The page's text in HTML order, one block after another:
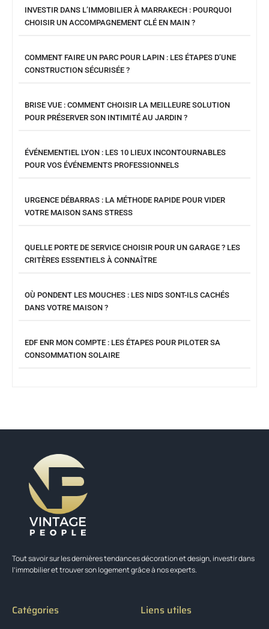
INVESTIR DANS L’IMMOBILIER À MARRAKECH : POURQUOI
CHOISIR UN ACCOMPAGNEMENT CLÉ EN MAIN ?
COMMENT FAIRE UN PARC POUR LAPIN : LES ÉTAPES D’UNE
CONSTRUCTION SÉCURISÉE ?
BRISE VUE : COMMENT CHOISIR LA MEILLEURE SOLUTION
POUR PRÉSERVER SON INTIMITÉ AU JARDIN ?
ÉVÉNEMENTIEL LYON : LES 10 LIEUX INCONTOURNABLES
POUR VOS ÉVÉNEMENTS PROFESSIONNELS
URGENCE DÉBARRAS : LA MÉTHODE RAPIDE POUR VIDER
VOTRE MAISON SANS STRESS
QUELLE PORTE DE SERVICE CHOISIR POUR UN GARAGE ? LES
CRITÈRES ESSENTIELS À CONNAÎTRE
OÙ PONDENT LES MOUCHES : LES NIDS SONT-ILS CACHÉS
DANS VOTRE MAISON ?
EDF ENR MON COMPTE : LES ÉTAPES POUR PILOTER SA
CONSOMMATION SOLAIRE
Tout savoir sur les dernières tendances décoration et design, investir dans
l’immobilier et trouver son logement grâce à nos experts.
Catégories Liens utiles